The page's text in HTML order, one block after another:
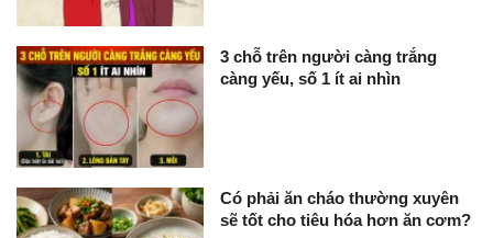
3 chỗ trên người càng trắng
càng yếu, số 1 ít ai nhìn
Có phải ăn cháo thường xuyên
sẽ tốt cho tiêu hóa hơn ăn cơm?